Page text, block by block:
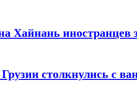
иностранцев
столкнулись с